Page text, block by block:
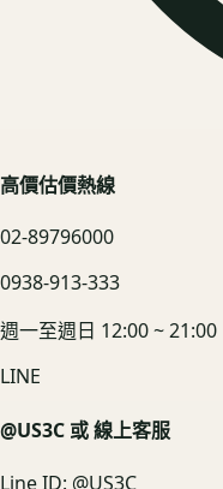
高價估價熱線
02-89796000
0938-913-333
週一至週日 12:00 ~ 21:00
LINE
@US3C 或 線上客服
Line ID: @US3C